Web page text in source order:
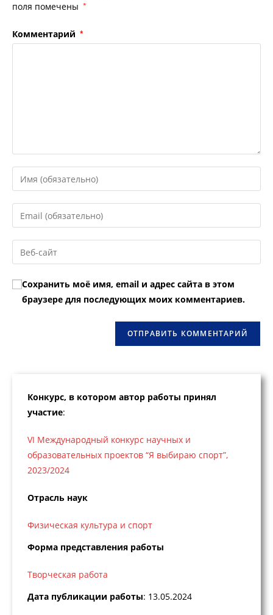
поля помечены *
Комментарий *
Введите
свое
имя
или
пользователя,
чтобы
прокомментировать
Введите
свой
email-
адрес,
прокомментировать
Введите
URL
вашего
веб-
сайта
Сохранить моё имя, email и адрес сайта в этом
браузере для последующих моих комментариев.
Конкурс, в котором автор работы принял
участие:
VI Международный конкурс научных и
образовательных проектов “Я выбираю спорт”,
2023/2024
Отрасль наук
Физическая культура и спорт
Форма представления работы
Творческая работа
Дата публикации работы: 13.05.2024